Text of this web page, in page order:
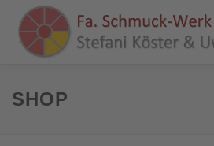
Inhalt
springen
HOME
SHOP